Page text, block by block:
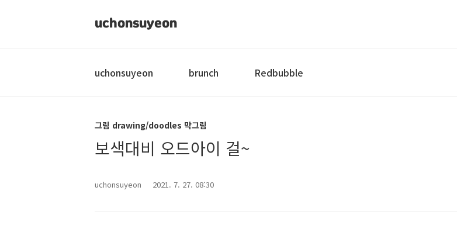
uchonsuyeon
uchonsuyeon brunch Redbubble
그림 drawing/doodles 막그림
보색대비 오드아이 걸~
uchonsuyeon 2021. 7. 27. 08:30